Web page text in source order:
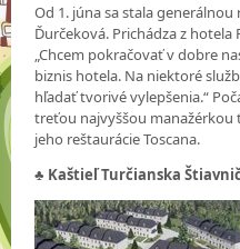
Od 1. júna sa stala
Ďurčeková. Prichádza z
„Chcem pokračovať v dobre
biznis hotela. Na niektoré
hľadať tvorivé vylepšenia.“
treťou najvyššou
jeho reštaurácie Toscana.
♣ Kaštieľ Turčianska